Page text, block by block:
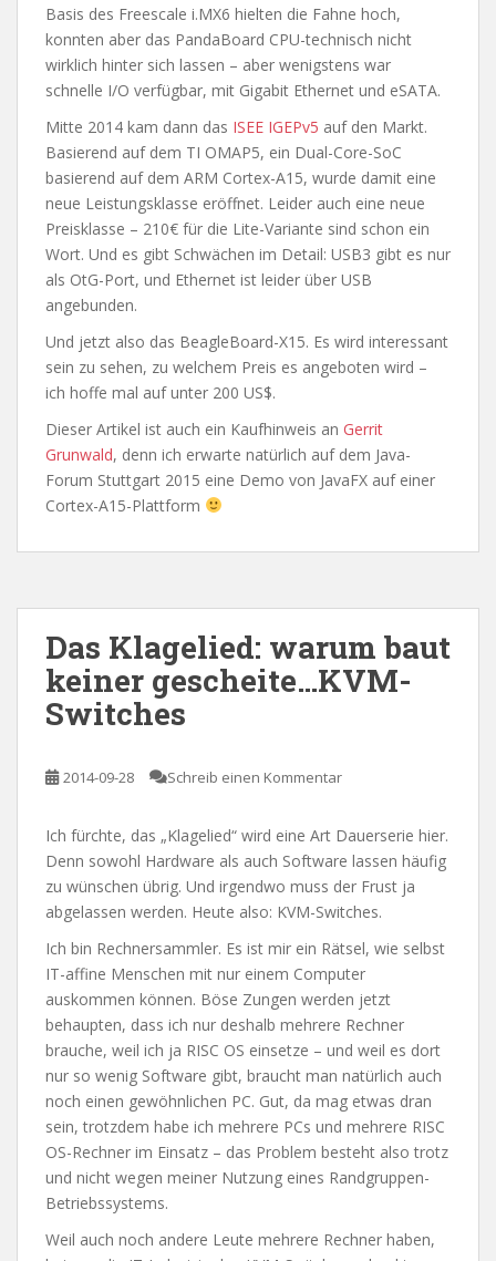
Basis des Freescale i.MX6 hielten die Fahne hoch,
konnten aber das PandaBoard CPU-technisch nicht
wirklich hinter sich lassen – aber wenigstens war
schnelle I/O verfügbar, mit Gigabit Ethernet und eSATA.
Mitte 2014 kam dann das ISEE IGEPv5 auf den Markt.
Basierend auf dem TI OMAP5, ein Dual-Core-SoC
basierend auf dem ARM Cortex-A15, wurde damit eine
neue Leistungsklasse eröffnet. Leider auch eine neue
Preisklasse – 210€ für die Lite-Variante sind schon ein
Wort. Und es gibt Schwächen im Detail: USB3 gibt es nur
als OtG-Port, und Ethernet ist leider über USB
angebunden.
Und jetzt also das BeagleBoard-X15. Es wird interessant
sein zu sehen, zu welchem Preis es angeboten wird –
ich hoffe mal auf unter 200 US$.
Dieser Artikel ist auch ein Kaufhinweis an Gerrit
Grunwald, denn ich erwarte natürlich auf dem Java-
Forum Stuttgart 2015 eine Demo von JavaFX auf einer
Cortex-A15-Plattform
Das Klagelied: warum baut
keiner gescheite…KVM-
Switches
2014-09-28 Schreib einen Kommentar
Ich fürchte, das „Klagelied“ wird eine Art Dauerserie hier.
Denn sowohl Hardware als auch Software lassen häufig
zu wünschen übrig. Und irgendwo muss der Frust ja
abgelassen werden. Heute also: KVM-Switches.
Ich bin Rechnersammler. Es ist mir ein Rätsel, wie selbst
IT-affine Menschen mit nur einem Computer
auskommen können. Böse Zungen werden jetzt
behaupten, dass ich nur deshalb mehrere Rechner
brauche, weil ich ja RISC OS einsetze – und weil es dort
nur so wenig Software gibt, braucht man natürlich auch
noch einen gewöhnlichen PC. Gut, da mag etwas dran
sein, trotzdem habe ich mehrere PCs und mehrere RISC
OS-Rechner im Einsatz – das Problem besteht also trotz
und nicht wegen meiner Nutzung eines Randgruppen-
Betriebssystems.
Weil auch noch andere Leute mehrere Rechner haben,